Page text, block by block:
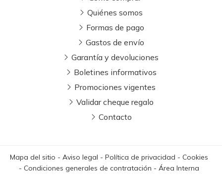
Quiénes somos
Formas de pago
Gastos de envío
Garantía y devoluciones
Boletines informativos
Promociones vigentes
Validar cheque regalo
Contacto
Mapa del sitio - Aviso legal - Política de privacidad - Cookies
- Condiciones generales de contratación - Área Interna